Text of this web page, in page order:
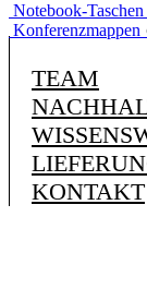
Notebook-Taschen
Konferenzmappen
TEAM
KONTAKT